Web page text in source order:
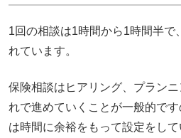
1回の相談は1時間から1時間半で
れています。
保険相談はヒアリング、プラン
れで進めていくことが一般的で
は時間に余裕をもって設定をし